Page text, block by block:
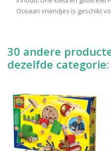
Oceaan vriendjes is geschikt
30 andere
dezelfde categorie: